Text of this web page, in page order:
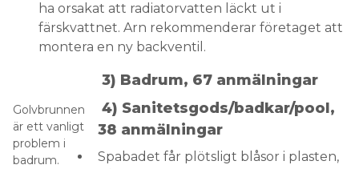
ha orsakat att radiatorvatten läckt ut i
färskvattnet. Arn rekommenderar företaget att
montera en ny backventil.
Golvbrunnen
är ett vanligt
problem i
badrum.
3) Badrum, 67 anmälningar
4) Sanitetsgods/badkar/pool,
38 anmälningar
Spabadet får plötsligt blåsor i plasten,